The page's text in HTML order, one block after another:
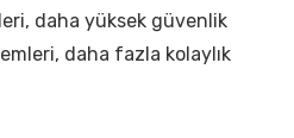
daha yüksek güvenlik
daha fazla kolaylık